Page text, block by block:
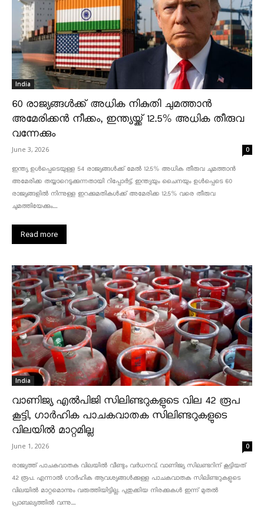
India
60 രാജ്യങ്ങൾക്ക് അധിക നികുതി ചുമത്താൻ
അമേരിക്കൻ നീക്കം, ഇന്ത്യയ്ക്ക് 12.5% അധിക തീരുവ
വന്നേക്കും
June 3, 2026 0
ഇന്ത്യ ഉൾപ്പെടെയുള്ള 54 രാജ്യങ്ങൾക്ക് മേൽ 12.5% അധിക തീരുവ ചുമത്താൻ
അമേരിക്ക തയ്യാറെടുക്കുന്നതായി റിപ്പോർട്ട്. ഇന്ത്യയും ചൈനയും ഉൾപ്പെടെ 60
രാജ്യങ്ങളിൽ നിന്നുള്ള ഇറക്കുമതികൾക്ക് അമേരിക്ക 12.5% ​​വരെ തീരുവ
ചുമത്തിയേക്കും....
Read more
India
വാണിജ്യ എൽപിജി സിലിണ്ടറുകളുടെ വില 42 രൂപ
കൂട്ടി, ഗാർഹിക പാചകവാതക സിലിണ്ടറുകളുടെ
വിലയിൽ മാറ്റമില്ല
June 1, 2026 0
രാജ്യത്ത് പാചകവാതക വിലയിൽ വീണ്ടും വർധനവ്. വാണിജ്യ സിലണ്ടറിന് കൂട്ടിയത്
42 രൂപ. എന്നാൽ ഗാർഹിക ആവശ്യങ്ങൾക്കുള്ള പാചകവാതക സിലിണ്ടറുകളുടെ
വിലയിൽ മാറ്റമൊന്നും വരുത്തിയിട്ടില്ല. പുതുക്കിയ നിരക്കുകൾ ഇന്ന് മുതൽ
പ്രാബല്യത്തിൽ വന്നു....